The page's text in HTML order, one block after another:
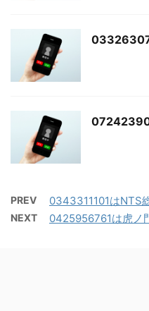
PREV 0343311101はNTS
NEXT 0425956761は虎ノ